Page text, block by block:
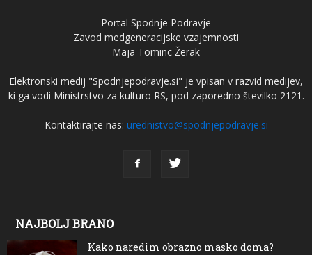
Portal Spodnje Podravje
Zavod medgeneracijske vzajemnosti
Maja Tominc Žerak
Elektronski medij "Spodnjepodravje.si" je vpisan v razvid medijev,
ki ga vodi Ministrstvo za kulturo RS, pod zaporedno številko 2121.
Kontaktirajte nas: urednistvo@spodnjepodravje.si
NAJBOLJ BRANO
Kako naredim obrazno masko doma?